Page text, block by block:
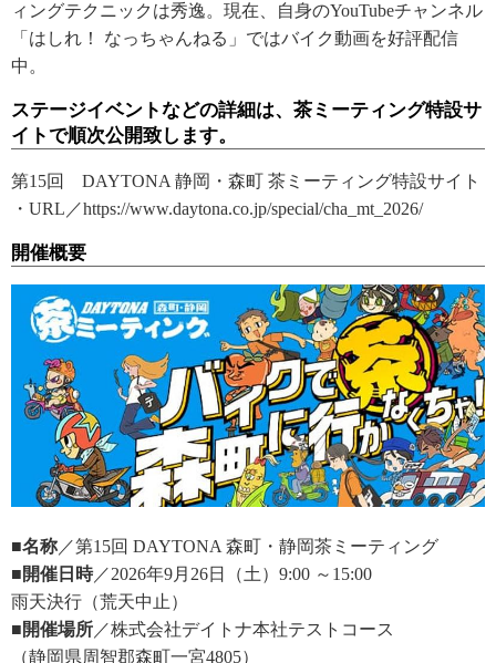
ィングテクニックは秀逸。現在、自身のYouTubeチャンネル
「はしれ！ なっちゃんねる」ではバイク動画を好評配信
中。
ステージイベントなどの詳細は、茶ミーティング特設サ
イトで順次公開致します。
第15回 DAYTONA 静岡・森町 茶ミーティング特設サイト
・URL／https://www.daytona.co.jp/special/cha_mt_2026/
開催概要
■名称 ／第15回 DAYTONA 森町・静岡茶ミーティング
■開催日時／2026年9月26日（土）9:00 ～15:00
雨天決行（荒天中止）
■開催場所 ／株式会社デイトナ本社テストコース
（静岡県周智郡森町一宮4805）